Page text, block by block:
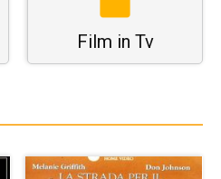
Film in Tv